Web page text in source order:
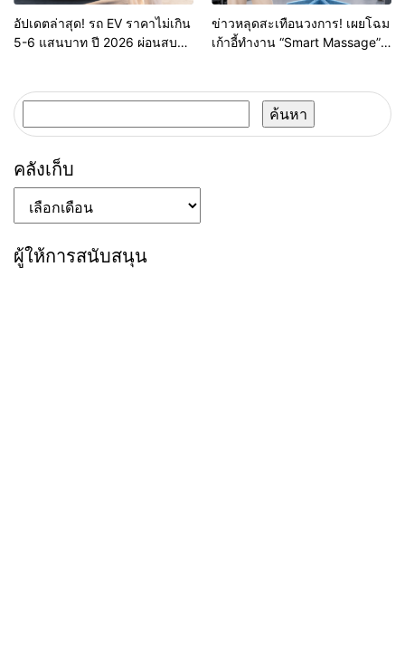
อัปเดตล่าสุด! รถ EV ราคาไม่เกิน
5-6 แสนบาท ปี 2026 ผ่อนสบาย
เทคโนโลยี AI และความปลอดภัย
ไซเบอร์
ข่าวหลุดสะเทือนวงการ! เผยโฉม
เก้าอี้ทำงาน “Smart Massage”
ค้นหา
สำหรับ:
คลังเก็บ
คลัง
เก็บ
ผู้ให้การสนับสนุน